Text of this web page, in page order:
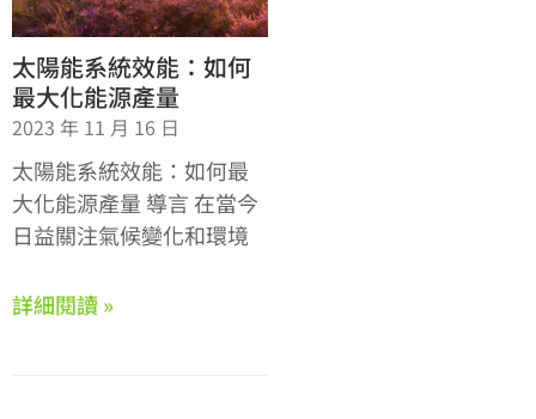
太陽能系統效能：如何
最大化能源產量
2023 年 11 月 16 日
太陽能系統效能：如何最
大化能源產量 導言 在當今
日益關注氣候變化和環境
詳細閱讀 »